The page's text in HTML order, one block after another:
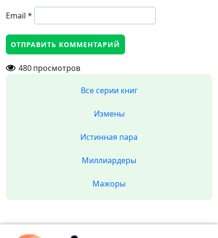
Email *
480просмотров
Все серии книг
Измены
Истинная пара
Миллиардеры
Мажоры